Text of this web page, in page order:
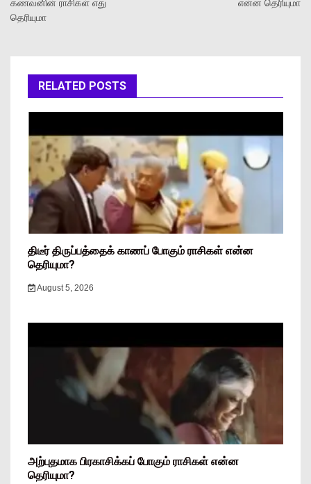
கணவனின் ராசிகள் எது
தெரியுமா
என்ன தெரியுமா
RELATED POSTS
திடீர் திருப்பத்தைக் காணப் போகும் ராசிகள் என்ன
தெரியுமா?
August 5, 2026
அற்புதமாக பிரகாசிக்கப் போகும் ராசிகள் என்ன
தெரியுமா?